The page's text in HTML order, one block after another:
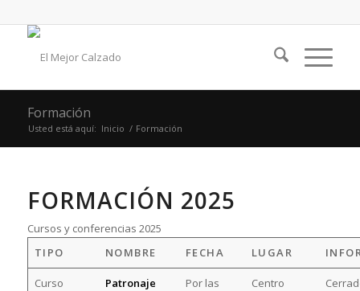
Formación
Usted está aquí: Inicio / Formación
FORMACIÓN 2025
Cursos y conferencias 2025
TIPO
NOMBRE FECHA LUGAR
Curso
Patronaje
Por las
Centro